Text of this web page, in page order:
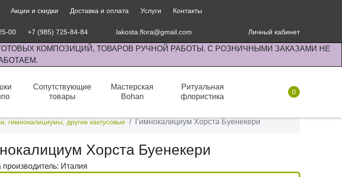
Акции и скидки Доставка и оплата Услуги Контакты
00 +7 (985) 725-84-84 lakosta.flora@gmail.com Личный кабинет
КОМПОЗИЦИЙ, ТОВАРОВ РУЧНОЙ РАБОТЫ. С РОЗНИЧНЫМИ ЗАКАЗАМИ НЕ
Сопутствующие
товары
Мастерская
Bohan
Ритуальная
флористика
0
гимнокалициумы, другие кактусовые Гимнокалициум Хорста Буенекери
Хорста Буенекери
производитель: Италия